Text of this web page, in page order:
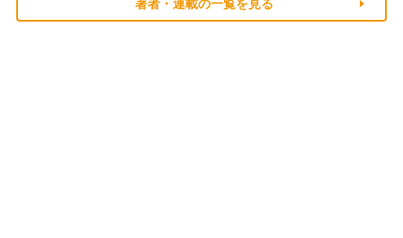
著者・連載の一覧を見る